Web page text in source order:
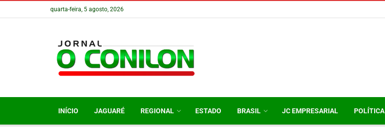
quarta-feira, 5 agosto, 2026
INÍCIO JAGUARÉ REGIONAL ESTADO BRASIL JC EMPRESARIAL POLÍTICA